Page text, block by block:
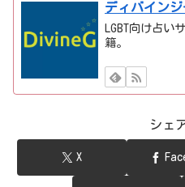
ディバイン
LGBT向け占い
籍。
シェ
X